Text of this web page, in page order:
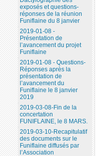
exposés et questions-
réponses de la réunion
Funiflaine du 8 janvier
2019-01-08 -
Présentation de
l’avancement du projet
Funiflaine
2019-01-08 - Questions-
Réponses après la
présentation de
l’avancement du
Funiflaine le 8 janvier
2019
2019-03-08-Fin de la
concertation
FUNIFLAINE, le 8 MARS.
2019-03-10-Recapitulatif
des documents sur le
Funiflaine diffusés par
l’Association